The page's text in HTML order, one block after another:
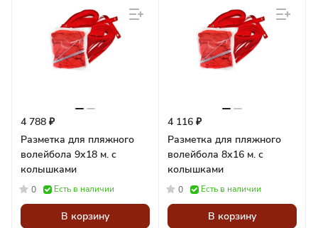
4 788 ₽
Разметка для пляжного
волейбола 9х18 м. с
колышками
0 Есть в наличии
В корзину
4 116 ₽
Разметка для пляжного
волейбола 8х16 м. с
колышками
0 Есть в наличии
В корзину